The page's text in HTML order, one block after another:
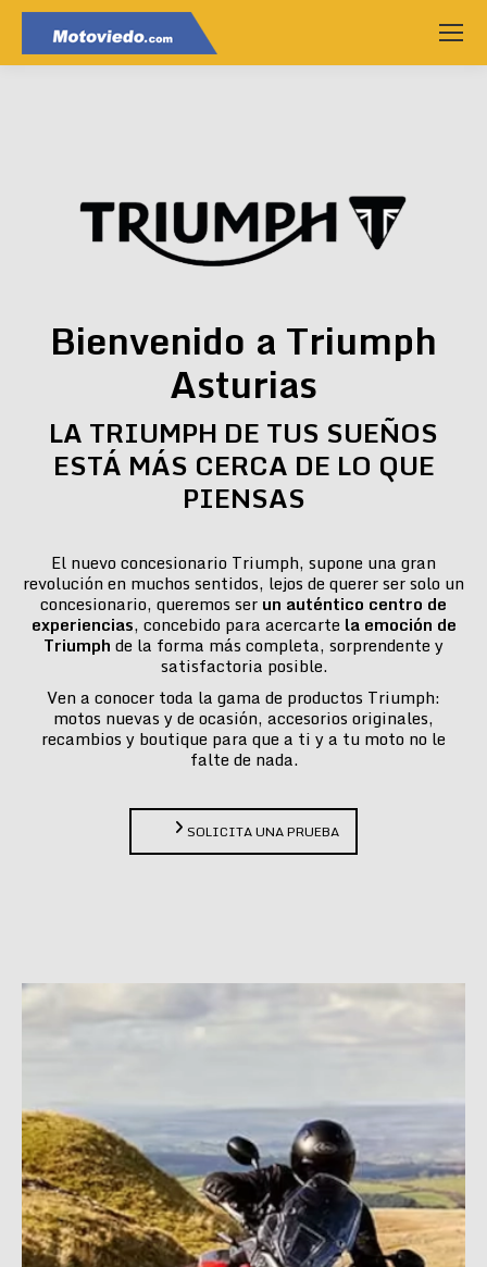
Bienvenido a Triumph
Asturias
LA TRIUMPH DE TUS SUEÑOS
ESTÁ MÁS CERCA DE LO QUE
PIENSAS
El nuevo concesionario Triumph, supone una gran
revolución en muchos sentidos, lejos de querer ser solo un
concesionario, queremos ser un auténtico centro de
experiencias, concebido para acercarte la emoción de
Triumph de la forma más completa, sorprendente y
satisfactoria posible.
Ven a conocer toda la gama de productos Triumph:
motos nuevas y de ocasión, accesorios originales,
recambios y boutique para que a ti y a tu moto no le
falte de nada.
SOLICITA UNA PRUEBA